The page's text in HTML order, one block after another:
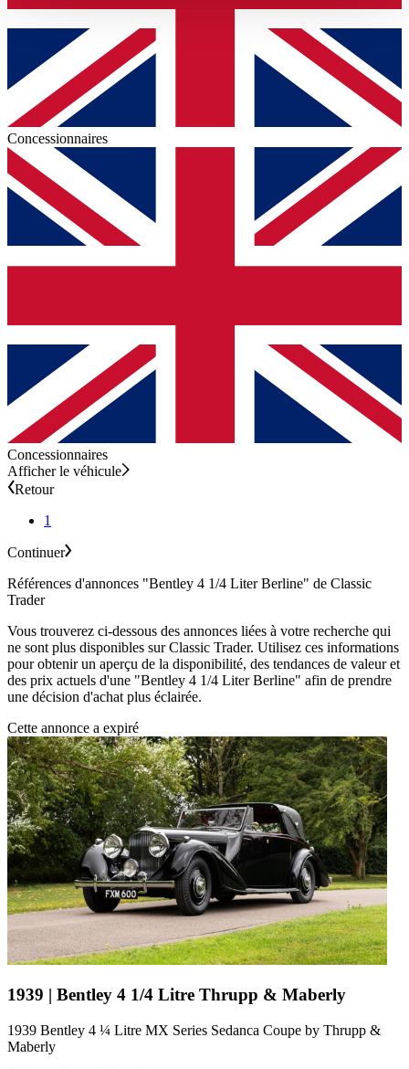
haben oder die sie im Rahmen Ihrer Nutzung der Dienste
gesammelt haben.Datenschutzerklärung
Concessionnaires
Concessionnaires
Afficher le véhicule
Retour
1
Continuer
Références d'annonces "Bentley 4 1/4 Liter Berline" de Classic
Trader
Vous trouverez ci-dessous des annonces liées à votre recherche qui
ne sont plus disponibles sur Classic Trader. Utilisez ces informations
pour obtenir un aperçu de la disponibilité, des tendances de valeur et
des prix actuels d'une "Bentley 4 1/4 Liter Berline" afin de prendre
une décision d'achat plus éclairée.
Cette annonce a expiré
1939 | Bentley 4 1/4 Litre Thrupp & Maberly
1939 Bentley 4 ¼ Litre MX Series Sedanca Coupe by Thrupp &
Maberly